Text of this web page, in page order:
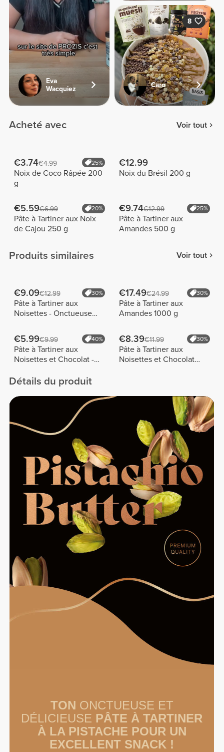
Eva
Wacquiez
8
Caro
Acheté avec Voir tout
€3.74€4.99 25%
Noix de Coco Râpée 200
g
€12.99
Noix du Brésil 200 g
€5.59€6.99 20%
Pâte à Tartiner aux Noix
de Cajou 250 g
€9.74€12.99 25%
Pâte à Tartiner aux
Amandes 500 g
Produits similaires Voir tout
€9.09€12.99 30%
Pâte à Tartiner aux
Noisettes - Onctueuse
€17.49€24.99 30%
Pâte à Tartiner aux
Amandes 1000 g
€5.99€9.99 40%
Pâte à Tartiner aux
Noisettes et Chocolat -
€8.39€11.99 30%
Pâte à Tartiner aux
Noisettes et Chocolat
Détails du produit
TON ONCTUEUSE ET
DÉLICIEUSE PÂTE À TARTINER
À LA PISTACHE POUR UN
EXCELLENT SNACK !